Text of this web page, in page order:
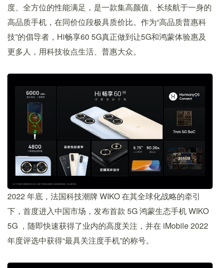
度、全方位的性能满足，是一款集高颜值、长续航于一身的
高品质手机，在同价位段极具质价比。作为“高品质普惠科
技”的倡导者，Hi畅享60 5G真正做到让5G和鸿蒙体验惠及
更多人，用科技妆点生活、普惠大众。
2022 年底，法国科技潮牌 WIKO 在其全球化战略的牵引
下，首度进入中国市场，发布首款 5G 鸿蒙生态手机 WIKO
5G ，随即快速获得了业内的高度关注，并在 iMobile 2022
年度评选中获得“最具关注度手机”的称号。